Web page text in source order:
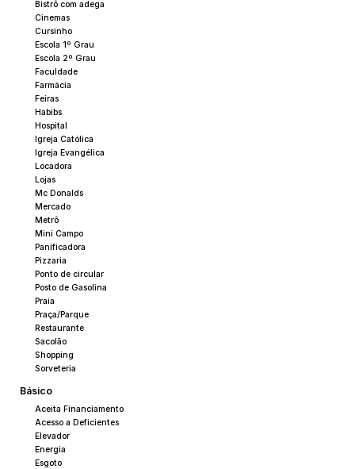
Bistrô com adega
Cinemas
Cursinho
Escola 1º Grau
Escola 2º Grau
Faculdade
Farmácia
Feiras
Habibs
Hospital
Igreja Católica
Igreja Evangélica
Locadora
Lojas
Mc Donalds
Mercado
Metrô
Mini Campo
Panificadora
Pizzaria
Ponto de circular
Posto de Gasolina
Praia
Praça/Parque
Restaurante
Sacolão
Shopping
Sorveteria
Básico
Aceita Financiamento
Acesso a Deficientes
Elevador
Energia
Esgoto